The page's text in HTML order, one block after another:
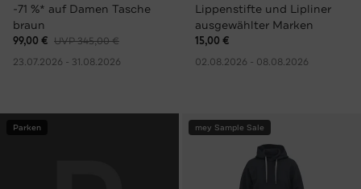
-71 %* auf Damen Tasche
braun
99,00 € UVP 345,00 €
23.07.2026 - 31.08.2026
Lippenstifte und Lipliner
ausgewählter Marken
15,00 €
02.08.2026 - 08.08.2026
Parken mey Sample Sale